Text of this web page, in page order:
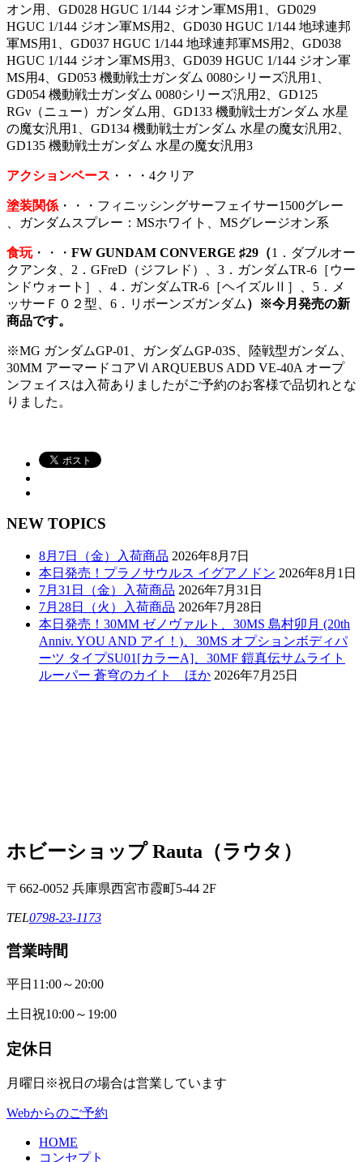
オン用、GD028 HGUC 1/144 ジオン軍MS用1、GD029
HGUC 1/144 ジオン軍MS用2、GD030 HGUC 1/144 地球連邦
軍MS用1、GD037 HGUC 1/144 地球連邦軍MS用2、GD038
HGUC 1/144 ジオン軍MS用3、GD039 HGUC 1/144 ジオン軍
MS用4、GD053 機動戦士ガンダム 0080シリーズ汎用1、
GD054 機動戦士ガンダム 0080シリーズ汎用2、GD125
RGν（ニュー）ガンダム用、GD133 機動戦士ガンダム 水星
の魔女汎用1、GD134 機動戦士ガンダム 水星の魔女汎用2、
GD135 機動戦士ガンダム 水星の魔女汎用3
アクションベース ・・・4クリア
塗装関係 ・・・フィニッシングサーフェイサー1500グレー
、ガンダムスプレー：MSホワイト、MSグレージオン系
食玩・・・ FW GUNDAM CONVERGE ♯29（1．ダブルオー
クアンタ、2．GFreD（ジフレド）、3．ガンダムTR-6［ウー
ンドウォート］、4．ガンダムTR-6［ヘイズルⅡ］、5．メ
ッサーＦ０２型、6．リボーンズガンダム ）※今月発売の新
商品です。
※MG ガンダムGP-01、ガンダムGP-03S、陸戦型ガンダム、
30MM アーマードコアⅥ ARQUEBUS ADD VE-40A オープ
ンフェイスは入荷ありましたがご予約のお客様で品切れとな
りました。
NEW TOPICS
8月7日（金）入荷商品 2026年8月7日
本日発売！プラノサウルス イグアノドン 2026年8月1日
7月31日（金）入荷商品 2026年7月31日
7月28日（火）入荷商品 2026年7月28日
本日発売！30MM ゼノヴァルト、30MS 島村卯月 (20th
Anniv. YOU AND アイ！)、30MS オプションボディパ
ーツ タイプSU01[カラーA]、30MF 鎧真伝サムライト
ルーパー 蒼穹のカイト ほか 2026年7月25日
ホビーショップ Rauta（ラウタ）
〒662-0052 兵庫県西宮市霞町5-44 2F
TEL0798-23-1173
営業時間
平日 11:00～20:00
土日祝10:00～19:00
定休日
月曜日 ※祝日の場合は営業しています
Webからのご予約
HOME
コンセプト